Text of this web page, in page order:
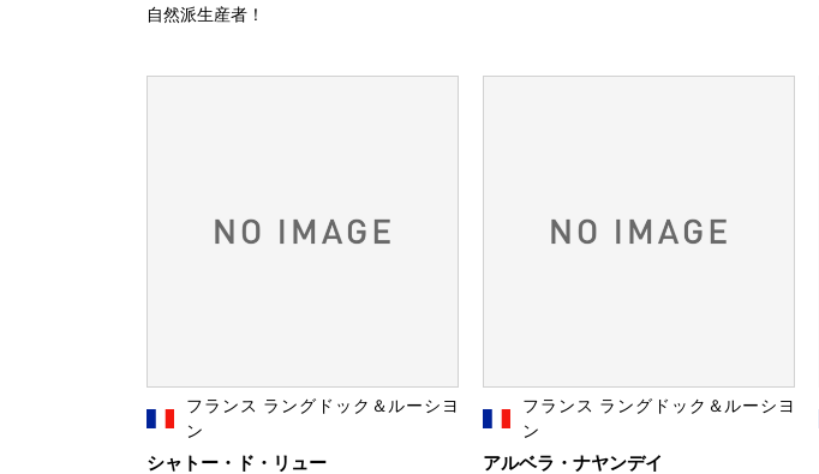
自然派生産者！
フランス ラングドック＆ルーシヨ
ン
シャトー・ド・リュー
フランス ラングドック＆ルーシヨ
ン
アルベラ・ナヤンデイ